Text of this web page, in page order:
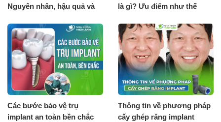
Nguyên nhân, hậu quả và
là gì? Ưu điểm như thế
Các bước bảo vệ trụ
implant an toàn bền chắc
Thông tin về phương pháp
cấy ghép răng implant